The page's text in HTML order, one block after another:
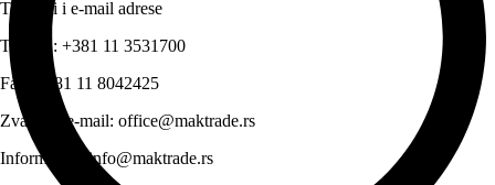
Telefoni i e-mail adrese
Telefon: +381 11 3531700
Fax:
+381 11 8042425
Zvanični e-mail: office@maktrade.rs
Informacije:
info@maktrade.rs